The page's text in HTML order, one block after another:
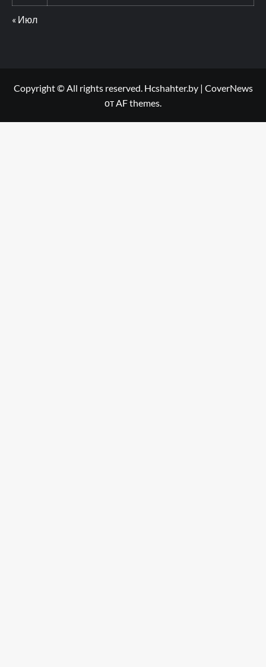
« Июл
Copyright © All rights reserved. Hcshahter.by | CoverNews
от AF themes.